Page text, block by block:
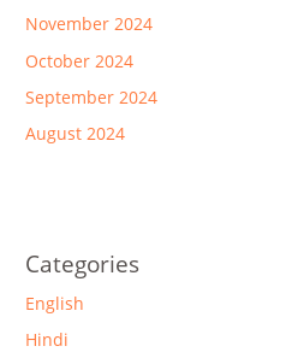
November 2024
October 2024
September 2024
August 2024
Categories
English
Hindi